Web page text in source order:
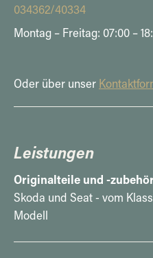
034362/40334
Montag – Freitag: 07:00 –
Oder über unser
Leistungen
Originalteile und -
Skoda und Seat - vom
Modell